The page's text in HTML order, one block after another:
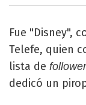
Fue "Disney",
Telefe, quien
lista de
dedicó un